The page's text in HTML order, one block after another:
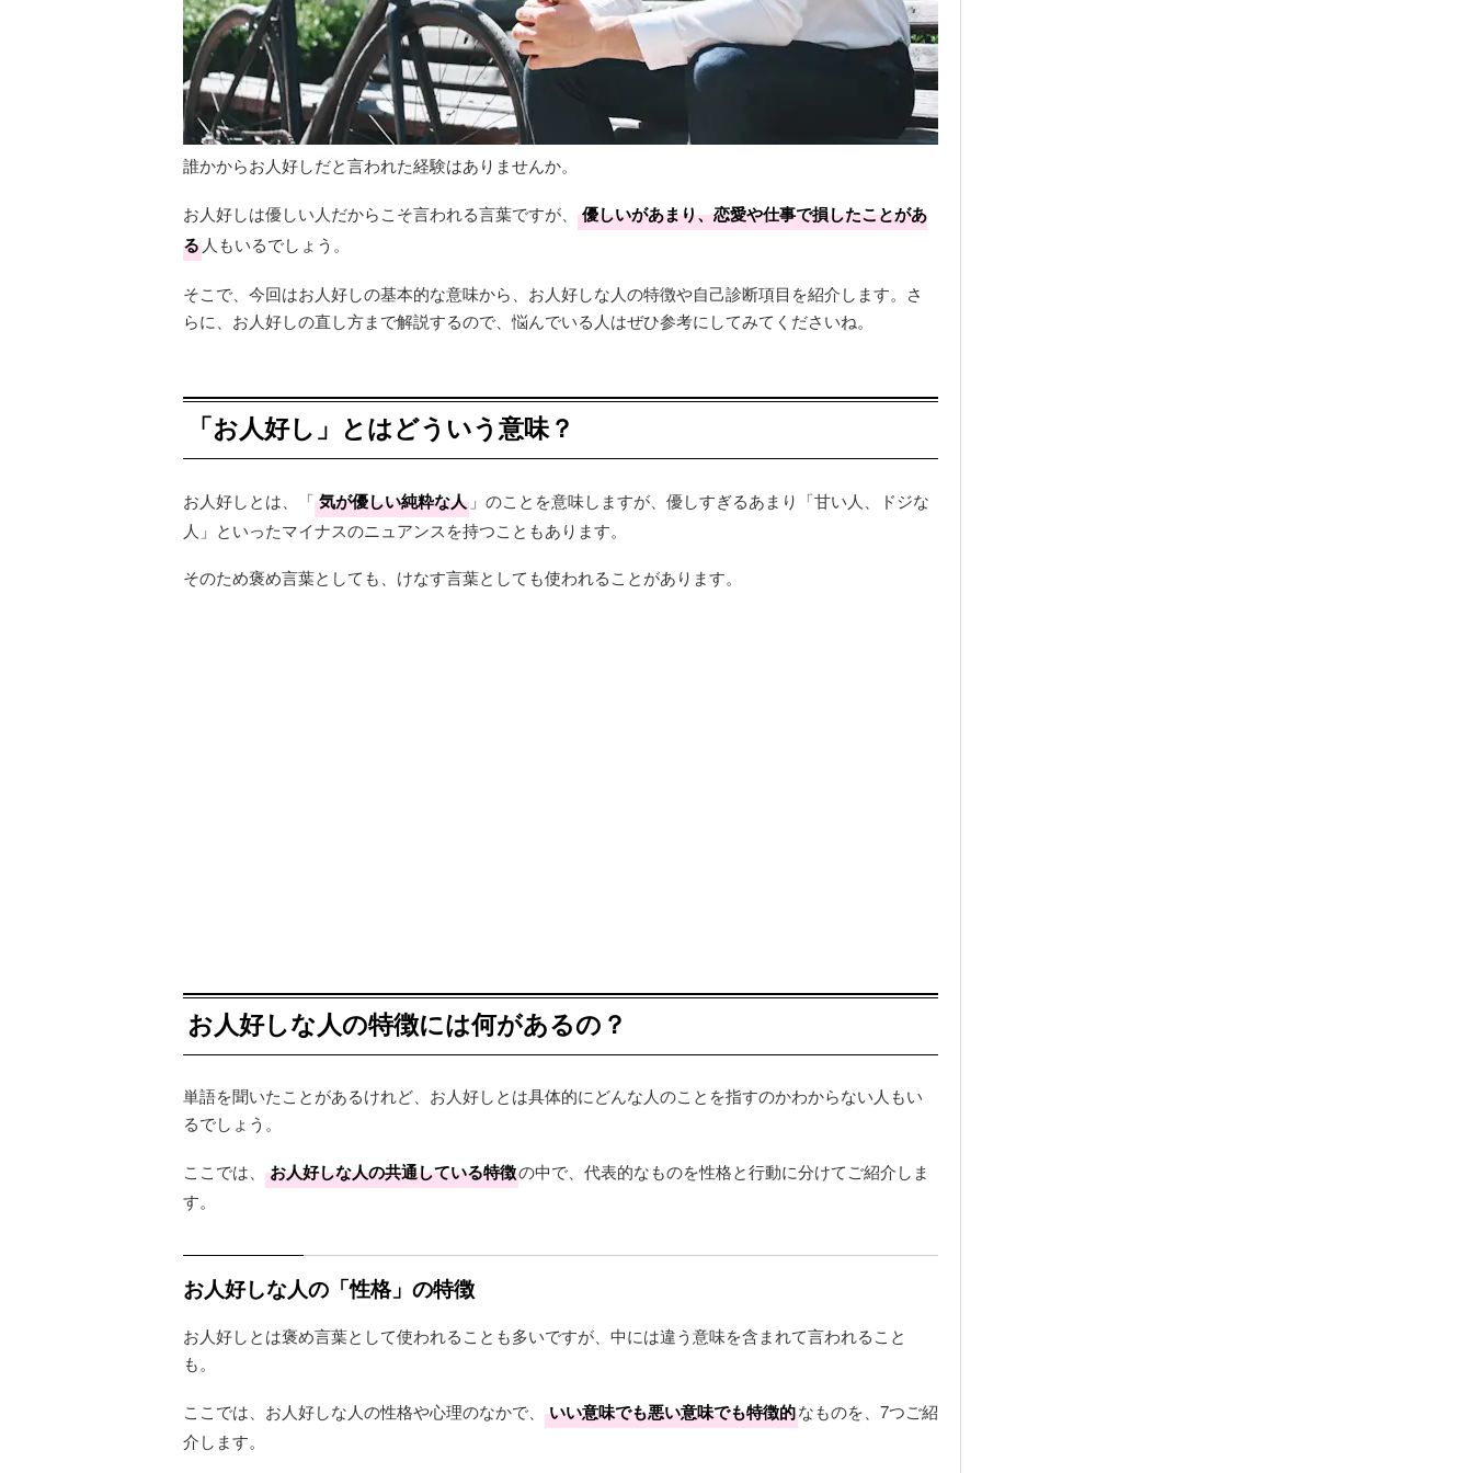
誰かからお人好しだと言われた経験はありませんか。
お人好しは優しい人だからこそ言われる言葉ですが、
優しいがあまり、恋愛や仕事で損したことがあ
る 人もいるでしょう。
そこで、今回はお人好しの基本的な意味から、お人好しな人の特徴や自己診断項目を紹介します。さ
らに、お人好しの直し方まで解説するので、悩んでいる人はぜひ参考にしてみてくださいね。
「お人好し」とはどういう意味？
お人好しとは、「 気が優しい純粋な人 」のことを意味しますが、優しすぎるあまり「甘い人、ドジな
人」といったマイナスのニュアンスを持つこともあります。
そのため褒め言葉としても、けなす言葉としても使われることがあります。
お人好しな人の特徴には何があるの？
単語を聞いたことがあるけれど、お人好しとは具体的にどんな人のことを指すのかわからない人もい
るでしょう。
ここでは、 お人好しな人の共通している特徴の中で、代表的なものを性格と行動に分けてご紹介しま
す。
お人好しな人の「性格」の特徴
お人好しとは褒め言葉として使われることも多いですが、中には違う意味を含まれて言われること
も。
ここでは、お人好しな人の性格や心理のなかで、 いい意味でも悪い意味でも特徴的なものを、7つご紹
介します。